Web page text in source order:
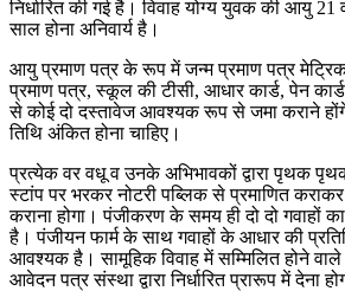
निर्धारित की गई है। विवाह योग्य युवक की आयु
साल होना अनिवार्य है।
आयु प्रमाण पत्र के रूप में जन्म प्रमाण पत्र
प्रमाण पत्र, स्कूल की टीसी, आधार कार्ड, पेन
से कोई दो दस्तावेज आवश्यक रूप से जमा कराने
तिथि अंकित होना चाहिए।
प्रत्येक वर वधू व उनके अभिभावकों द्वारा पृथक
स्टांप पर भरकर नोटरी पब्लिक से प्रमाणित
कराना होगा। पंजीकरण के समय ही दो दो गवाहों
है। पंजीयन फार्म के साथ गवाहों के आधार की
आवश्यक है। सामूहिक विवाह में सम्मिलित होने
आवेदन पत्र संस्था द्वारा निर्धारित प्रारूप में देना